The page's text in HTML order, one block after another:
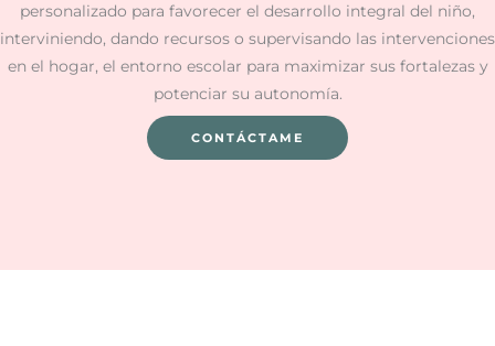
personalizado para favorecer el desarrollo integral del niño,
interviniendo, dando recursos o supervisando las intervenciones
en el hogar, el entorno escolar para maximizar sus fortalezas y
potenciar su autonomía.
CONTÁCTAME